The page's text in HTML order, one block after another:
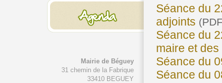
Mairie de Béguey
31 chemin de la Fabrique
33410 BEGUEY
Séance du
adjoints (
Séance du
maire et
Séance du
Séance du